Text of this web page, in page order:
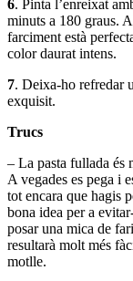
6. Pinta l’enreixat
minuts a 180 graus.
farciment està
color daurat intens.
7. Deixa-ho refredar
exquisit.
Trucs
– La pasta fullada és
A vegades es pega i
tot encara que hagis
bona idea per a
posar una mica de
resultarà molt més
motlle.